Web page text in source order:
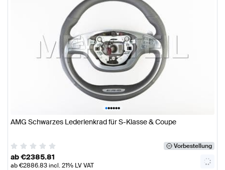
••••••
AMG Schwarzes Lederlenkrad für S-Klasse & Coupe
Vorbestellung
ab€2385.81
ab€2886.83incl. 21% LV VAT